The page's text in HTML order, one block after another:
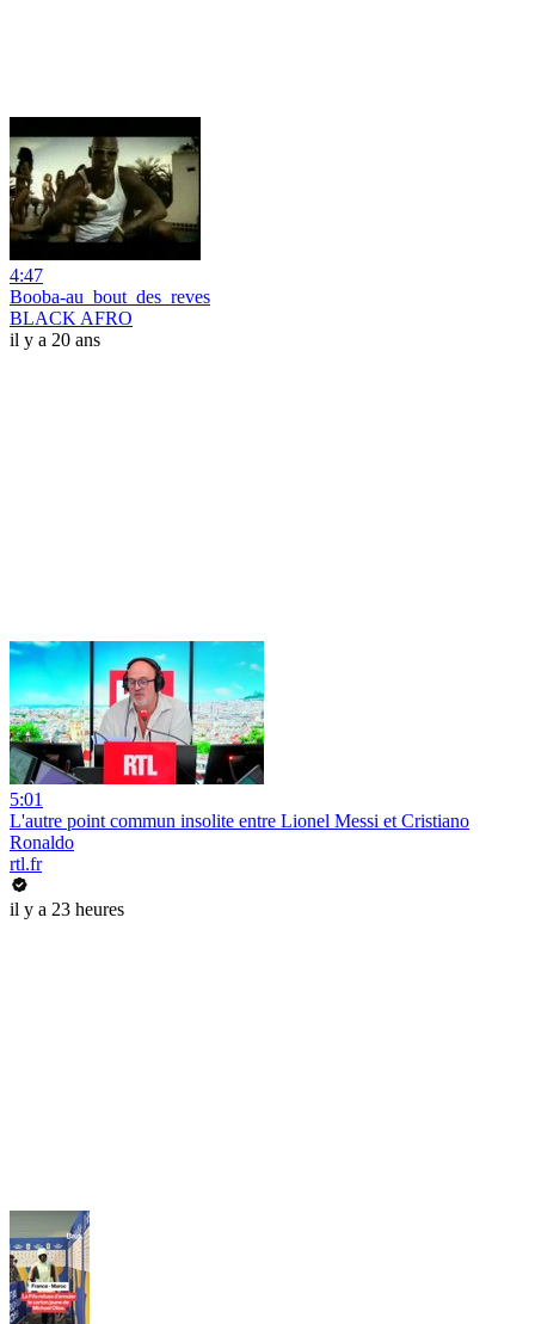
4:47
Booba-au_bout_des_reves
BLACK AFRO
il y a 20 ans
5:01
L'autre point commun insolite entre Lionel Messi et Cristiano
Ronaldo
rtl.fr
il y a 23 heures